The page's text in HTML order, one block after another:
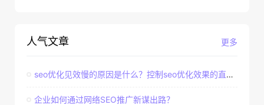
更多
人气文章
seo优化见效慢的原因是什么？控制seo优化效果的直接因素
企业如何通过网络SEO推广新谋出路？